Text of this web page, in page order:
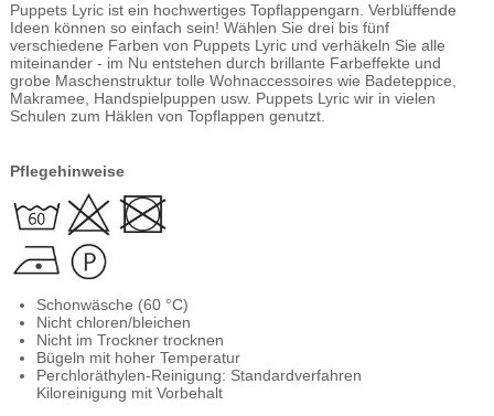
Puppets Lyric ist ein hochwertiges Topflappengarn. Verblüffende
Ideen können so einfach sein! Wählen Sie drei bis fünf
verschiedene Farben von Puppets Lyric und verhäkeln Sie alle
miteinander - im Nu entstehen durch brillante Farbeffekte und
grobe Maschenstruktur tolle Wohnaccessoires wie Badeteppice,
Makramee, Handspielpuppen usw. Puppets Lyric wir in vielen
Schulen zum Häklen von Topflappen genutzt.
Pflegehinweise
Schonwäsche (60 °C)
Nicht chloren/bleichen
Nicht im Trockner trocknen
Bügeln mit hoher Temperatur
Perchloräthylen-Reinigung: Standardverfahren
Kiloreinigung mit Vorbehalt